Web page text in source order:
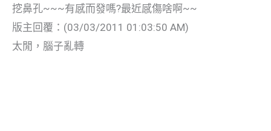
挖鼻孔~~~有感而發嗎?最近感傷啥啊~~
版主回覆：(03/03/2011 01:03:50 AM)
太閒，腦子亂轉